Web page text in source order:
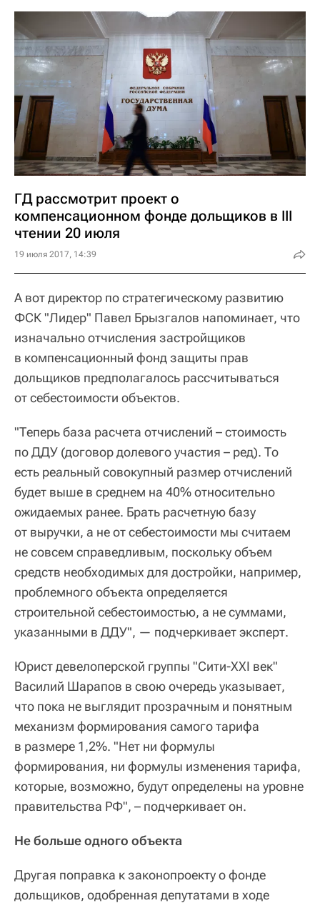
ГД рассмотрит проект о
компенсационном фонде дольщиков в III
чтении 20 июля
19 июля 2017, 14:39
А вот директор по стратегическому развитию
ФСК "Лидер" Павел Брызгалов напоминает, что
изначально отчисления застройщиков
в компенсационный фонд защиты прав
дольщиков предполагалось рассчитываться
от себестоимости объектов.
"Теперь база расчета отчислений – стоимость
по ДДУ (договор долевого участия – ред). То
есть реальный совокупный размер отчислений
будет выше в среднем на 40% относительно
ожидаемых ранее. Брать расчетную базу
от выручки, а не от себестоимости мы считаем
не совсем справедливым, поскольку объем
средств необходимых для достройки, например,
проблемного объекта определяется
строительной себестоимостью, а не суммами,
указанными в ДДУ", — подчеркивает эксперт.
Юрист девелоперской группы "Сити-XXI век"
Василий Шарапов в свою очередь указывает,
что пока не выглядит прозрачным и понятным
механизм формирования самого тарифа
в размере 1,2%. "Нет ни формулы
формирования, ни формулы изменения тарифа,
которые, возможно, будут определены на уровне
правительства РФ", – подчеркивает он.
Не больше одного объекта
Другая поправка к законопроекту о фонде
дольщиков, одобренная депутатами в ходе